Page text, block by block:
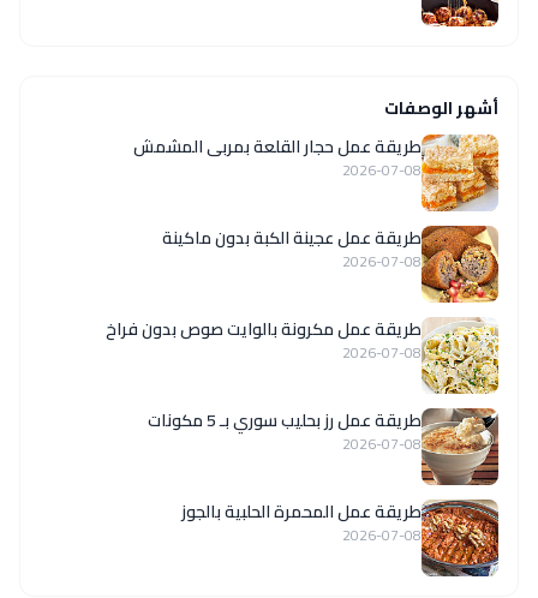
أشهر الوصفات
طريقة عمل حجار القلعة بمربى المشمش
2026-07-08
طريقة عمل عجينة الكبة بدون ماكينة
2026-07-08
طريقة عمل مكرونة بالوايت صوص بدون فراخ
2026-07-08
طريقة عمل رز بحليب سوري بـ 5 مكونات
2026-07-08
طريقة عمل المحمرة الحلبية بالجوز
2026-07-08